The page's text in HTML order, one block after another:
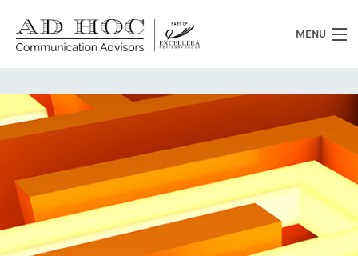
MENU
Chi siamo
Cosa facciamo
News
Clienti